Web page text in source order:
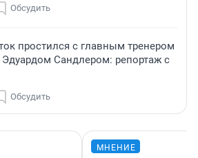
Обсудить
простился с главным тренером
Сандлером: репортаж с
Обсудить
МНЕНИЕ